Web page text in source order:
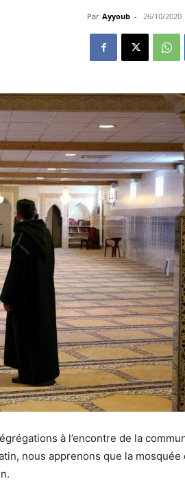
Par Ayyoub - 26/10/2020
à l’encontre de la
nous apprenons que la mosquée